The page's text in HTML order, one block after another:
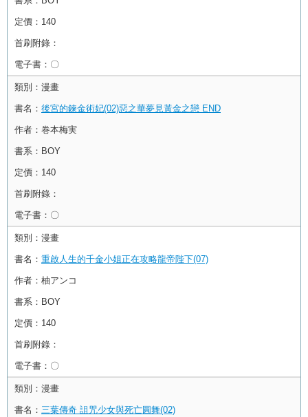
定價： 140
首刷附錄：
電子書： 〇
類別： 漫畫
書名： 後宮的鍊金術妃(02)惡之華夢見黃金之戀 END
作者： 巻本梅実
書系： BOY
定價： 140
首刷附錄：
電子書： 〇
類別： 漫畫
書名： 重啟人生的千金小姐正在攻略龍帝陛下(07)
作者： 柚アンコ
書系： BOY
定價： 140
首刷附錄：
電子書： 〇
類別： 漫畫
書名： 三葉傳奇 詛咒少女與死亡圓舞(02)